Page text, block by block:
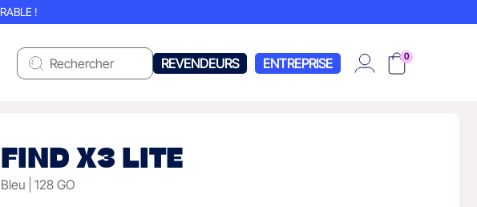
!
REVENDEURS ENTREPRISE 0
FIND X3 LITE
Bleu 128 GO